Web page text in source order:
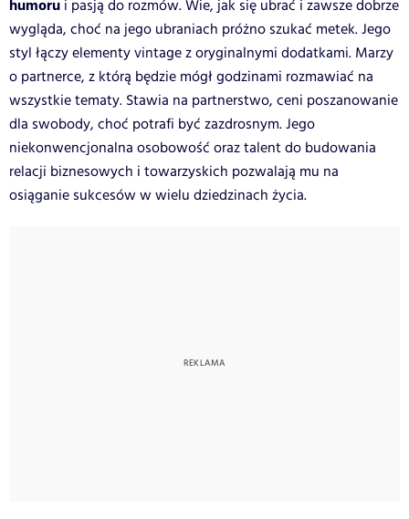
humoru i pasją do rozmów.Wie, jak się ubrać i zawsze dobrze
wygląda, choć na jego ubraniach próżno szukać metek.Jego
styl łączy elementy vintage z oryginalnymi dodatkami. Marzy
o partnerce, z którą będzie mógł godzinami rozmawiać na
wszystkie tematy. Stawia na partnerstwo, ceni poszanowanie
dla swobody, choć potrafi być zazdrosnym. Jego
niekonwencjonalna osobowość oraz talent do budowania
relacji biznesowych i towarzyskich pozwalają mu na
osiąganie sukcesów w wielu dziedzinach życia.